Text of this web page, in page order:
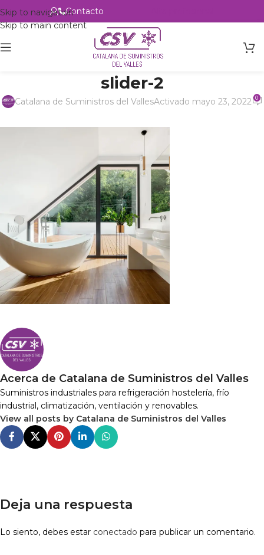
Skip to navigation
Skip to main content
Contacto
slider-2
Catalana de Suministros del VallesActivado mayo 23, 2022 0
Acerca de Catalana de Suministros del Valles
Suministros industriales para refrigeración hostelería, frío
industrial, climatización, ventilación y renovables.
View all posts by Catalana de Suministros del Valles
Deja una respuesta
Lo siento, debes estar conectado para publicar un comentario.